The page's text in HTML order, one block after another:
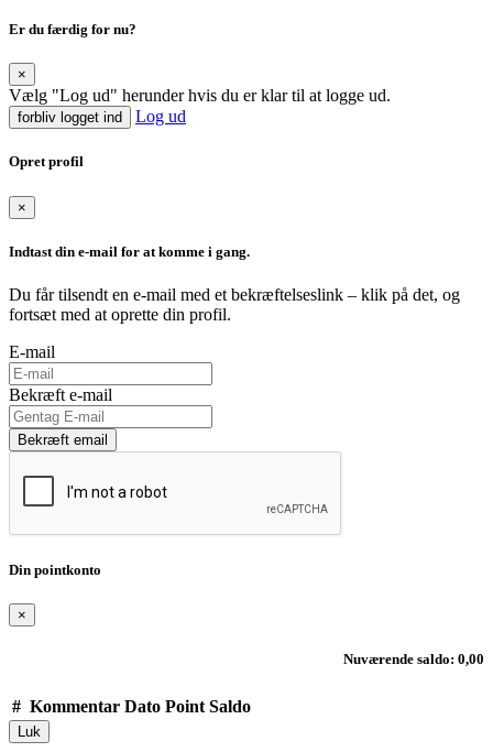
Er du færdig for nu?
×
Vælg "Log ud" herunder hvis du er klar til at logge ud.
forbliv logget ind Log ud
Opret profil
×
Indtast din e-mail for at komme i gang.
Du får tilsendt en e-mail med et bekræftelseslink – klik på det, og
fortsæt med at oprette din profil.
E-mail
Bekræft e-mail
Bekræft email
Din pointkonto
×
Nuværende saldo: 0,00
# Kommentar Dato Point Saldo
Luk